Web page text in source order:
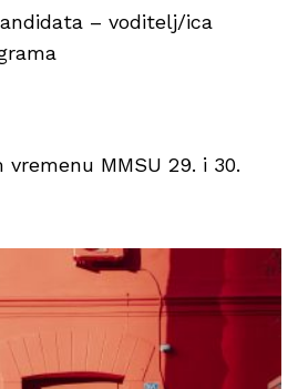
– voditelj/ica
MMSU 29. i 30.